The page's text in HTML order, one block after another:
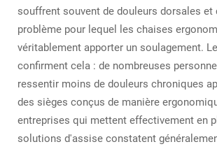
souffrent souvent de douleurs dorsales et
problème pour lequel les chaises
véritablement apporter un soulagement.
confirment cela : de nombreuses
ressentir moins de douleurs chroniques
des sièges conçus de manière
entreprises qui mettent effectivement en
solutions d'assise constatent